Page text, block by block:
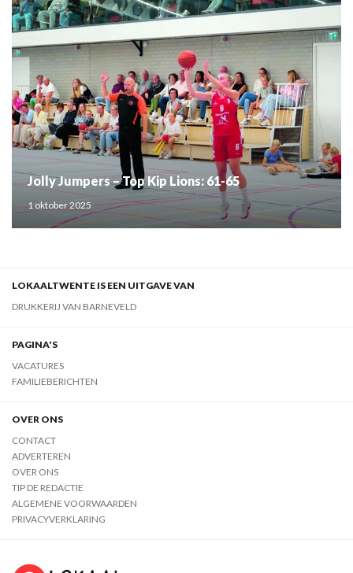
Jolly Jumpers – Top Kip Lions: 61-65
1 oktober 2025
LOKAALTWENTE IS EEN UITGAVE VAN
DRUKKERIJ VAN BARNEVELD
PAGINA'S
VACATURES
FAMILIEBERICHTEN
OVER ONS
CONTACT
ADVERTEREN
OVER ONS
TIP DE REDACTIE
ALGEMENE VOORWAARDEN
PRIVACYVERKLARING